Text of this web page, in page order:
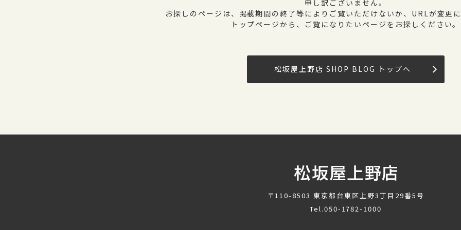
申し訳ございません。
お探しのページは、掲載期間の終了等によりご覧いただけないか、URLが変更に
トップページから、ご覧になりたいページをお探しください。
松坂屋上野店 SHOP BLOG トップへ
〒110-8503 東京都台東区上野3丁目29番5号
Tel.050-1782-1000